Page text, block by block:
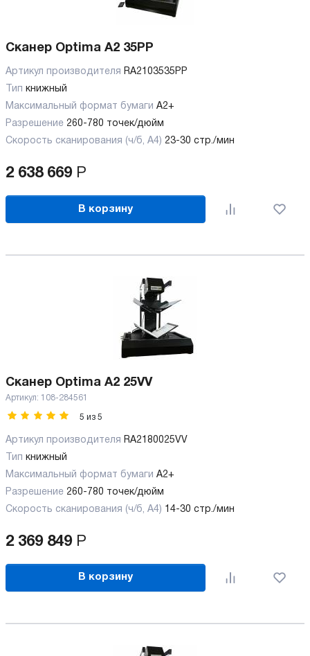
Сканер Optima A2 35PP
Артикул производителя RA2103535PP
Тип книжный
Максимальный формат бумаги А2+
Разрешение 260-780 точек/дюйм
Скорость сканирования (ч/б, А4) 23-30 стр./мин
2 638 669 Р
В корзину
Сканер Optima A2 25VV
Артикул: 108-284561
5 из 5
Артикул производителя RA2180025VV
Тип книжный
Максимальный формат бумаги А2+
Разрешение 260-780 точек/дюйм
Скорость сканирования (ч/б, А4) 14-30 стр./мин
2 369 849 Р
В корзину